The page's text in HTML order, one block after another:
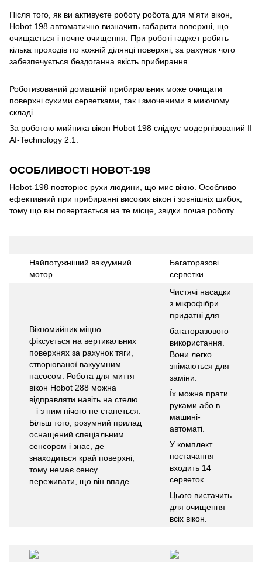
Після того, як ви активуєте роботу робота для м'яти вікон,
Hobot 198 автоматично визначить габарити поверхні, що
очищається і почне очищення. При роботі гаджет робить
кілька проходів по кожній ділянці поверхні, за рахунок чого
забезпечується бездоганна якість прибирання.
Роботизований домашній прибиральник може очищати
поверхні сухими серветками, так і змоченими в миючому
складі.
За роботою мийника вікон Hobot 198 слідкує модернізований ІІ
AI-Technology 2.1.
ОСОБЛИВОСТІ HOBOT-198
Hobot-198 повторює рухи людини, що миє вікно. Особливо
ефективний при прибиранні високих вікон і зовнішніх шибок,
тому що він повертається на те місце, звідки почав роботу.
Найпотужніший вакуумний
мотор
Багаторазові
серветки
Вікномийник міцно
фіксується на вертикальних
поверхнях за рахунок тяги,
створюваної вакуумним
насосом. Робота для миття
вікон Hobot 288 можна
відправляти навіть на стелю
– і з ним нічого не станеться.
Більш того, розумний прилад
оснащений спеціальним
сенсором і знає, де
знаходиться край поверхні,
тому немає сенсу
переживати, що він впаде.
Чистячі насадки
з мікрофібри
придатні для
багаторазового
використання.
Вони легко
знімаються для
заміни.
Їх можна прати
руками або в
машині-
автоматі.
У комплект
постачання
входить 14
серветок.
Цього вистачить
для очищення
всіх вікон.